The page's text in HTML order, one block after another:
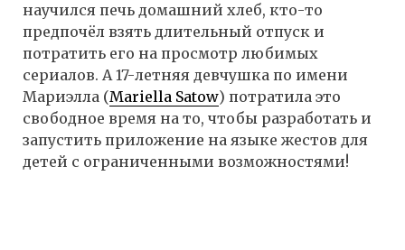
научился печь домашний хлеб, кто-то
предпочёл взять длительный отпуск и
потратить его на просмотр любимых
сериалов. А 17-летняя девчушка по имени
Мариэлла (Mariella Satow) потратила это
свободное время на то, чтобы разработать и
запустить приложение на языке жестов для
детей с ограниченными возможностями!